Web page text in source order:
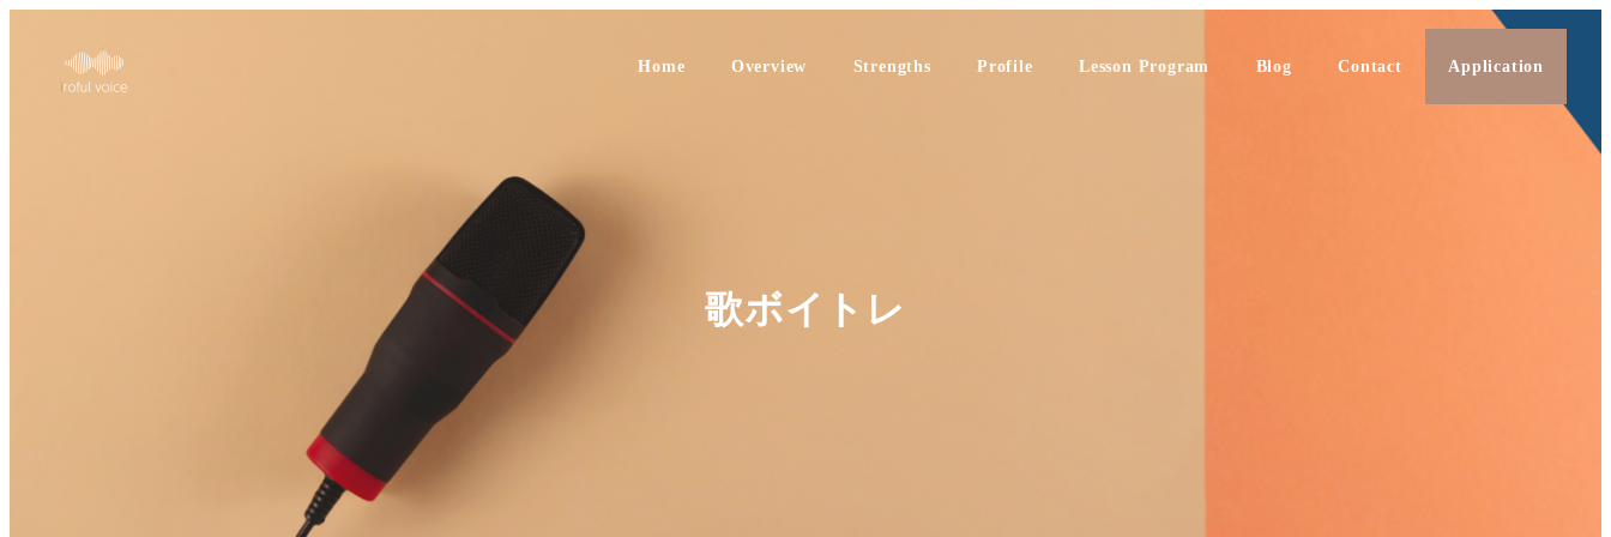
Home Overview Strengths Profile Lesson Program Blog Contact Application
歌ボイトレ